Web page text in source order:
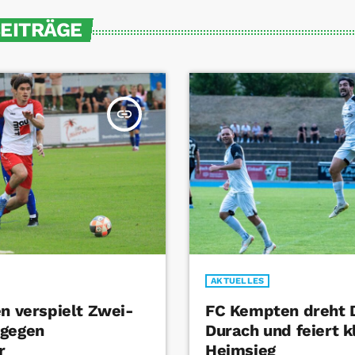
insert_link
verspielt Zwei-
AKTUELLES
FC Kempten dreht
Durach und feiert
Heimsieg